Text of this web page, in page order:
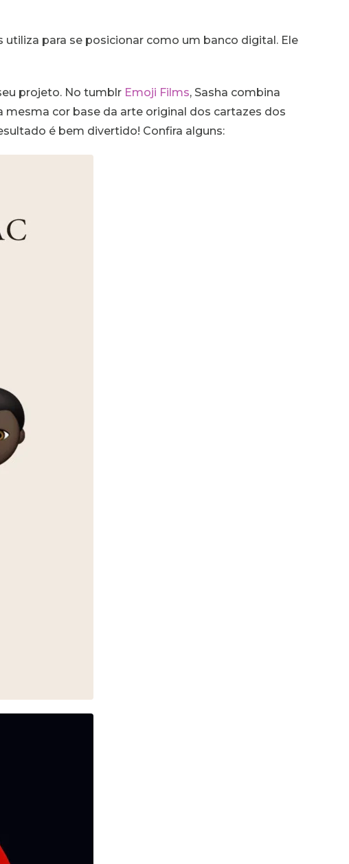
utiliza para se posicionar como um banco digital. Ele
projeto. No tumblr Emoji Films, Sasha combina
cor base da arte original dos cartazes dos
é bem divertido! Confira alguns: